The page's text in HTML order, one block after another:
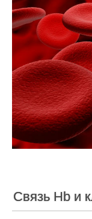
Связь Hb и